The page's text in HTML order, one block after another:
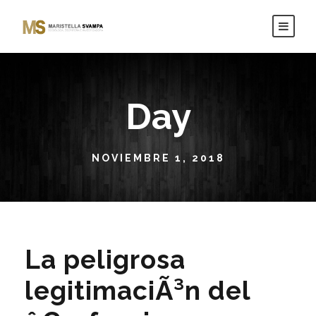
Day
NOVIEMBRE 1, 2018
La peligrosa
legitimaciÃ³n del